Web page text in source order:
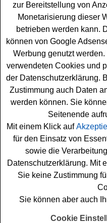
Hilcona
und iPhone
Ein kostenloses Hilcona
Gewinner, die gern ein
möchten. Hilcona verlost
als Hauptgewinn können
gewinnen. Weiterhin
Gewinnspiel eineApple
glückliche Gewinner.
Doch damit nicht genug:
Santoku Victorinox
Kochbücher, 15
Green Mountain
dem Hilcona Gewinnspiel
möchten, müssen Sie
können sich damit Ihre
zur Bereitstellung von
Monetarisierung dieser
betrieben werden kann.
können von Google
Werbung genutzt
verwendeten Cookies und
der Datenschutzerklärung.
Zustimmung auch Daten
werden können. Sie
Seitenende
Mit einem Klick auf
für den Einsatz von
sowie die
Datenschutzerklärung. Mit
Sie keine Zustimmung
Sie können aber auch
Cookie